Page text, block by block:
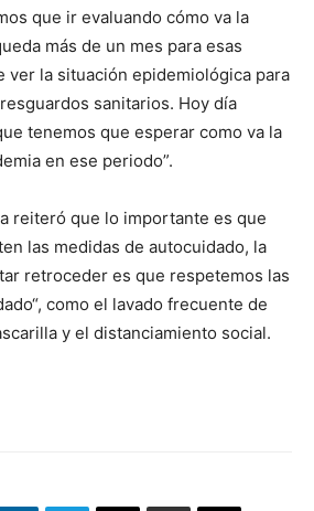
que ir evaluando cómo va la
más de un mes para esas
ver la situación epidemiológica para
sanitarios. Hoy día
tenemos que esperar como va la
en ese periodo”.
reiteró que lo importante es que
las medidas de autocuidado, la
retroceder es que respetemos las
como el lavado frecuente de
y el distanciamiento social.